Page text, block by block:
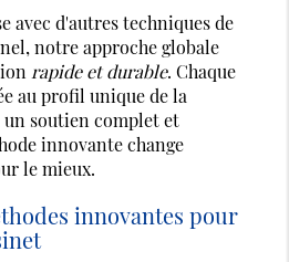
avec d'autres techniques de
notre approche globale
rapide et durable. Chaque
au profil unique de la
soutien complet et
innovante change
le mieux.
innovantes pour